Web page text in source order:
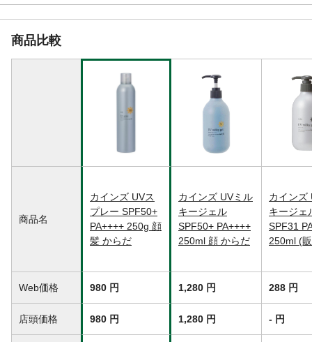
を立ててお使いください。(逆さにしてもご
使用できます。)
内容量
LPG、水、シクロペンタシロキサン、パル
ミチン酸エチルヘキシル、水添ポリイソブ
テン、メトキシケイヒ酸エチルヘキシル、
ポリメチルシルセスキオキサン、ジエチル
アミノヒドロキシベンゾイル安息香酸ヘキ
シル、BG、オクトクリレン、トリメチルシ
じていないかをよく注意してご使用くださ
い。
日本
商品比較
商品名
カインズ UVス
プレー SPF50+
PA++++ 250g 顔
髪 からだ
カインズ UVミル
キージェル
SPF50+ PA++++
250ml 顔 からだ
カインズ
キージェ
SPF31
250ml (
Web価格 980 円 1,280 円 288 円
店頭価格 980 円 1,280 円 - 円